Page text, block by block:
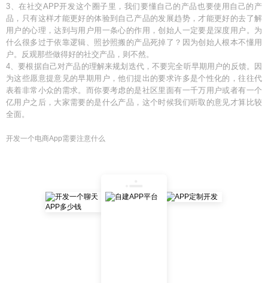
3、在社交APP开发这个圈子里，我们要懂自己的产品也要使用自己的产
品，只有这样才能更好的体验到自己产品的发展趋势，才能更好的去了解
用户的心理，达到与用户用一条心的作用，创始人一定要是深度用户。为
什么很多过于依靠逻辑、照抄照搬的产品死掉了？因为创始人根本不懂用
户。反观那些做得好的社交产品，则不然。
4、要根据自己对产品的理解来规划迭代，不要完全听早期用户的反馈。因
为这些愿意提意见的早期用户，他们提出的要求许多是个性化的，往往代
表着非常小众的需求。而你要考虑的是社区里面有一千万用户或者有一个
亿用户之后，大家需要的是什么产品，这个时候我们听取的意见才算比较
全面。
开发一个电商App需要注意什么